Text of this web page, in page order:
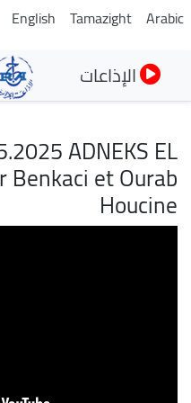
Arabic
Tamazight
English
الإذاعات
ADNEKS EL
Benkaci et Ourab
Houcine